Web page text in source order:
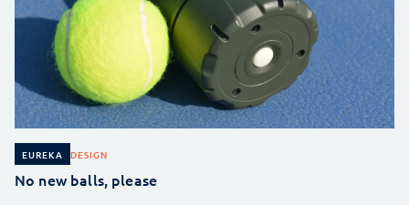
EUREKA DESIGN
No new balls, please